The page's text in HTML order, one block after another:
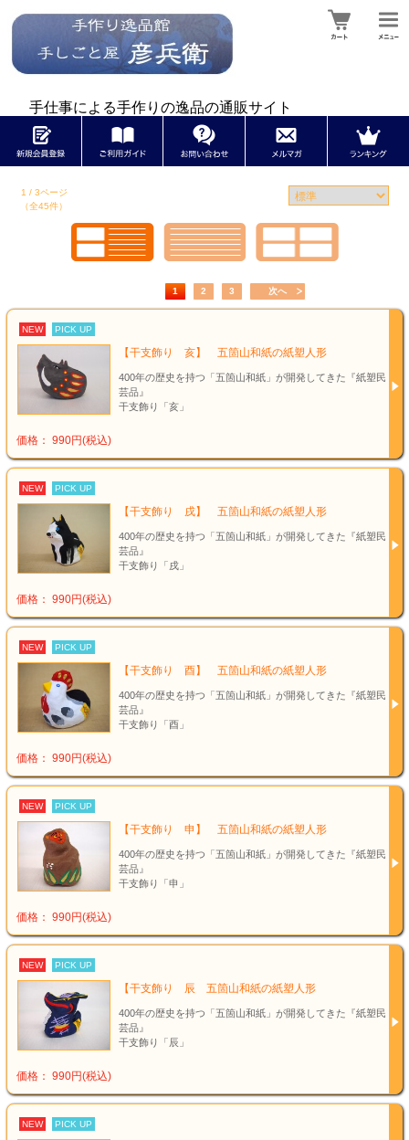
手仕事による手作りの逸品の通販サイト
1 / 3ページ
（全45件）
1 2 3 次へ
NEW PICK UP
【干支飾り 亥】 五箇山和紙の紙塑人形
400年の歴史を持つ「五箇山和紙」が開発してきた『紙塑民
芸品』
干支飾り「亥」
価格： 990円(税込)
NEW PICK UP
【干支飾り 戌】 五箇山和紙の紙塑人形
400年の歴史を持つ「五箇山和紙」が開発してきた『紙塑民
芸品』
干支飾り「戌」
価格： 990円(税込)
NEW PICK UP
【干支飾り 酉】 五箇山和紙の紙塑人形
400年の歴史を持つ「五箇山和紙」が開発してきた『紙塑民
芸品』
干支飾り「酉」
価格： 990円(税込)
NEW PICK UP
【干支飾り 申】 五箇山和紙の紙塑人形
400年の歴史を持つ「五箇山和紙」が開発してきた『紙塑民
芸品』
干支飾り「申」
価格： 990円(税込)
NEW PICK UP
【干支飾り 辰 五箇山和紙の紙塑人形
400年の歴史を持つ「五箇山和紙」が開発してきた『紙塑民
芸品』
干支飾り「辰」
価格： 990円(税込)
NEW PICK UP